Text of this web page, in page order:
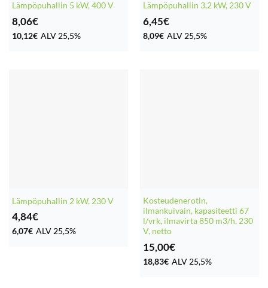
Lämpöpuhallin 5 kW, 400 V
8,06€
10,12€ ALV 25,5%
Lämpöpuhallin 3,2 kW, 230 V
6,45€
8,09€ ALV 25,5%
Lämpöpuhallin 2 kW, 230 V
4,84€
6,07€ ALV 25,5%
Kosteudenerotin,
ilmankuivain, kapasiteetti 67
l/vrk, ilmavirta 850 m3/h, 230
V, netto
15,00€
18,83€ ALV 25,5%